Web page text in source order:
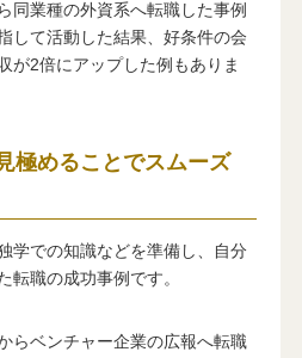
同業種の外資系へ転職した事例
して活動した結果、好条件の会
が2倍にアップした例もありま
極めることでスムーズ
学での知識などを準備し、自分
転職の成功事例です。
らベンチャー企業の広報へ転職